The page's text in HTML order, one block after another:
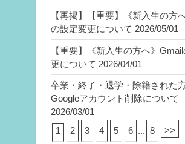
【再掲】【重要】《新入生の方
の設定変更について 2026/05/01
【重要】《新入生の方へ》
更について 2026/04/01
卒業・終了・退学・除籍された
Googleアカウント削除について
2026/03/01
1
2 3 4 5 6 ... 8 >>